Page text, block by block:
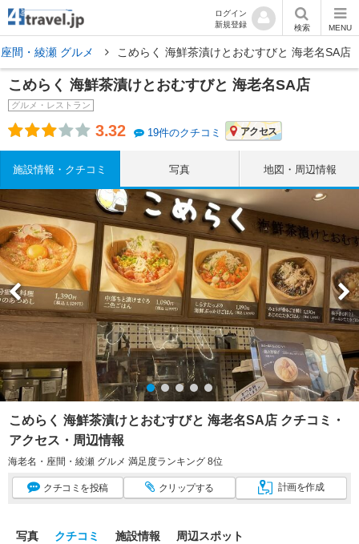
ログイン
新規登録
検索 MENU
間・綾瀬 グルメ こめらく 海鮮茶漬けとおむすびと 海老名SA店
こめらく 海鮮茶漬けとおむすびと 海老名SA店
グルメ・レストラン
3.32 19件のクチコミ アクセス
施設情報・クチコミ 写真 地図・周辺情報
こめらく 海鮮茶漬けとおむすびと 海老名SA店 クチコミ・
アクセス・周辺情報
海老名・座間・綾瀬 グルメ 満足度ランキング 8位
クチコミ を投稿 クリップする 計画を作成
写真 クチコミ 施設情報 周辺スポット